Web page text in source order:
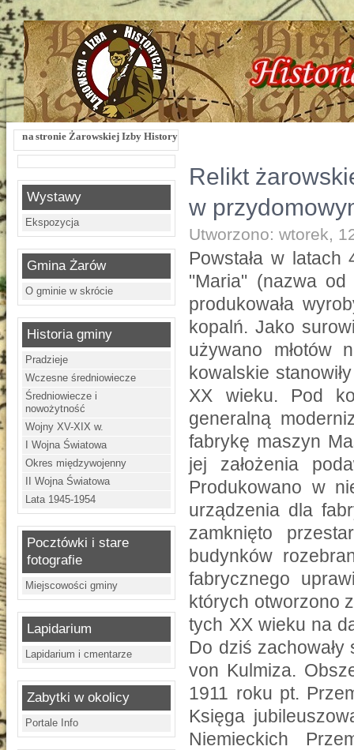
Izby Historycznej !!! Żarowska Izba Historyczna, ul. Dworcowa 3
Wystawy
Ekspozycja
Gmina Żarów
O gminie w skrócie
Historia gminy
Pradzieje
Wczesne średniowiecze
Średniowiecze i
nowożytność
Wojny XV-XIX w.
I Wojna Światowa
Okres międzywojenny
II Wojna Światowa
Lata 1945-1954
Pocztówki i stare
fotografie
Miejscowości gminy
Lapidarium
Lapidarium i cmentarze
Zabytki w okolicy
Portale Info
Relikt
w
Utworzono: wtorek,
Powstała w latach
"Maria" (nazwa
produkowała
kopalń. Jako
używano młotów
kowalskie
XX wieku. Pod
generalną
fabrykę maszyn
jej założenia
Produkowano w
urządzenia dla
zamknięto
budynków
fabrycznego
których otworzono
tych XX wieku na
Do dziś zachowały
von Kulmiza.
1911 roku pt.
Księga
Niemieckich